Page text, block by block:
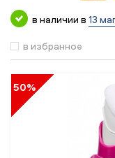
в наличии в 13
в избранное
50%